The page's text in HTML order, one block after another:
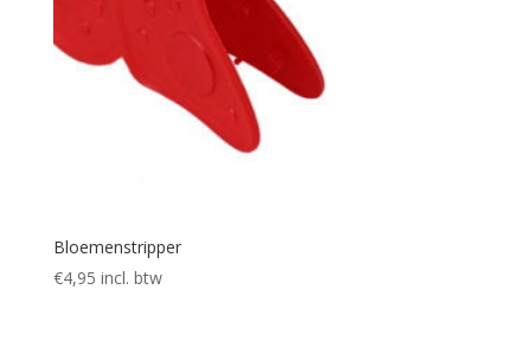
Bloemenstripper
€4,95 incl. btw